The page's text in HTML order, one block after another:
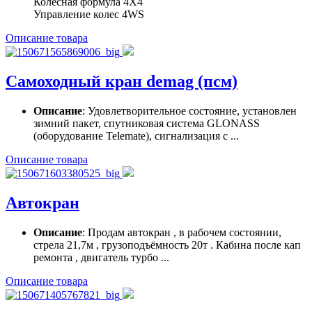
Управление колес 4WS
Описание товара
Самоходный кран demag (псм)
Описание: Удовлетворительное состояние, установлен
зимний пакет, спутниковая система GLONASS
(оборудование Telemate), сигнализация с ...
Описание товара
Автокран
Описание: Продам автокран , в рабочем состоянии,
стрела 21,7м , грузоподъёмность 20т . Кабина после кап
ремонта , двигатель турбо ...
Описание товара